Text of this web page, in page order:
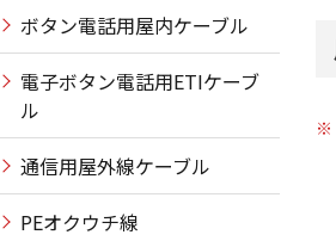
※
ボタン電話用屋内ケーブル
電子ボタン電話用ETIケーブ
ル
通信用屋外線ケーブル
PEオクウチ線